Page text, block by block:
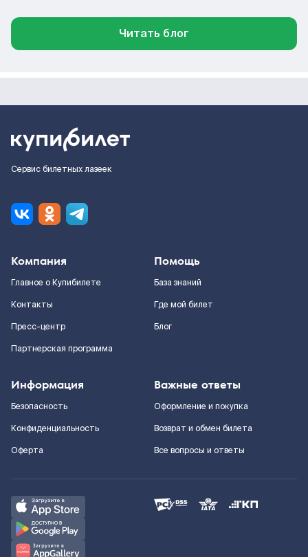
Читать блог
Сервис билетных лазеек
Компания
Главное о Купибилете
Контакты
Пресс-центр
Партнерская программа
Помощь
База знаний
Где мой билет
Блог
Информация
Безопасность
Конфиденциальность
Оферта
Важные ответы
Оформление и покупка
Возврат и обмен билета
Все вопросы и ответы